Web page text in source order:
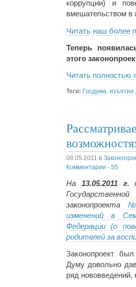
коррупции) и
вмешательством в
Читать наш более
Теперь
этого
Читать полностью
Теги: Госдума, изъятие
08.05.2011 в
Комментарии - 55
На 13.05.2011 г.
законопроекта№
изменений в
Федерации (о
родителей за
Законопроект
Думу довольно
ряд